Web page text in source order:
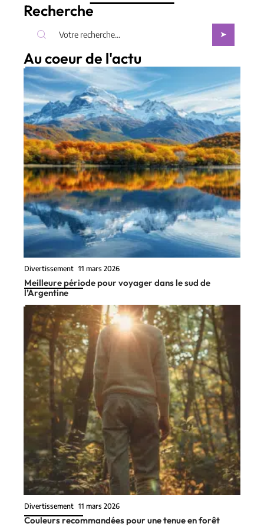
Recherche
Au coeur de l'actu
Divertissement 11 mars 2026
Meilleure période pour voyager dans le sud de
l’Argentine
Divertissement 11 mars 2026
Couleurs recommandées pour une tenue en forêt